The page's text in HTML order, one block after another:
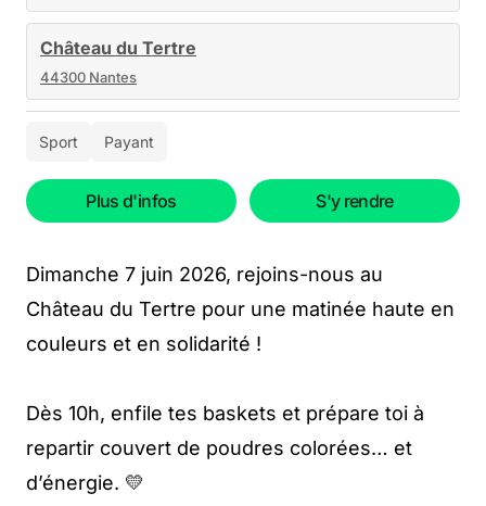
Château du Tertre
44300 Nantes
Sport Payant
Plus d'infos S'y rendre
Dimanche 7 juin 2026, rejoins-nous au
Château du Tertre pour une matinée haute en
couleurs et en solidarité !
Dès 10h, enfile tes baskets et prépare toi à
repartir couvert de poudres colorées… et
d’énergie. 💛